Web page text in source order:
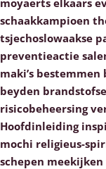
moyaerts elkaars
schaakkampioen
tsjechoslowaakse
preventieactie
maki’s
beyden
risicobeheersing
Hoofdinleiding
mochi religieus-
schepen